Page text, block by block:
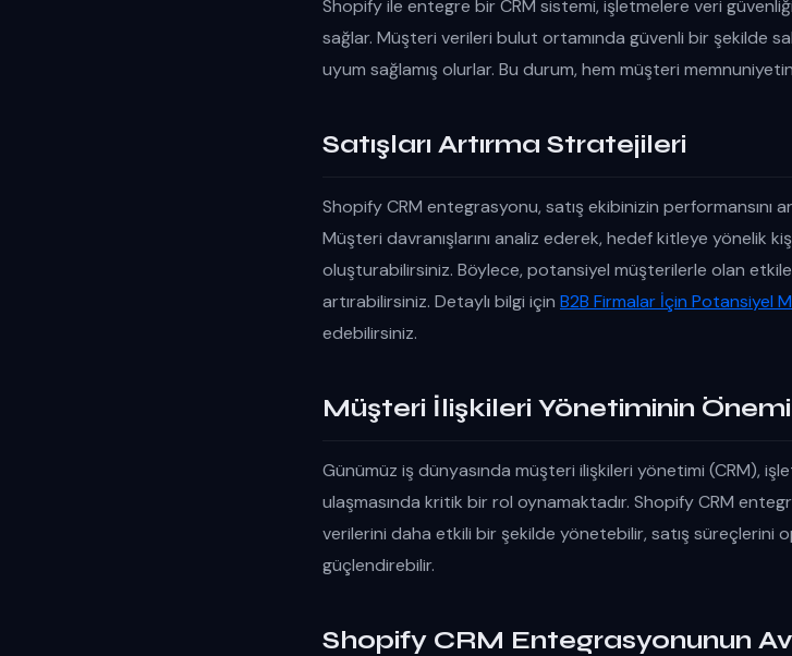
Shopify ile entegre bir CRM sistemi, işletmelere veri
sağlar. Müşteri verileri bulut ortamında güvenli bir şekilde
uyum sağlamış olurlar. Bu durum, hem müşteri
Satışları Artırma Stratejileri
Shopify CRM entegrasyonu, satış ekibinizin performansını
Müşteri davranışlarını analiz ederek, hedef kitleye yönelik
oluşturabilirsiniz. Böylece, potansiyel müşterilerle olan
artırabilirsiniz. Detaylı bilgi için B2B Firmalar İçin Potansiyel
edebilirsiniz.
Müşteri İlişkileri Yönetiminin Önemi
Günümüz iş dünyasında müşteri ilişkileri yönetimi (CRM),
ulaşmasında kritik bir rol oynamaktadır. Shopify CRM
verilerini daha etkili bir şekilde yönetebilir, satış süreçlerini
güçlendirebilir.
Shopify CRM Entegrasyonunun